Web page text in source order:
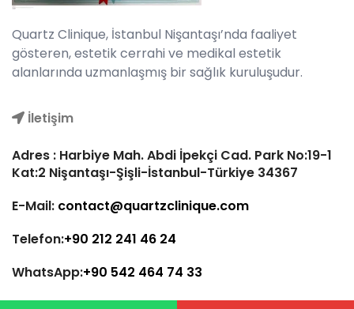
Quartz Clinique, İstanbul Nişantaşı’nda faaliyet
gösteren, estetik cerrahi ve medikal estetik
alanlarında uzmanlaşmış bir sağlık kuruluşudur.
İletişim
Adres : Harbiye Mah. Abdi İpekçi Cad. Park No:19-1
Kat:2 Nişantaşı-Şişli-İstanbul-Türkiye 34367
E-Mail: contact@quartzclinique.com
Telefon:+90 212 241 46 24
WhatsApp:+90 542 464 74 33